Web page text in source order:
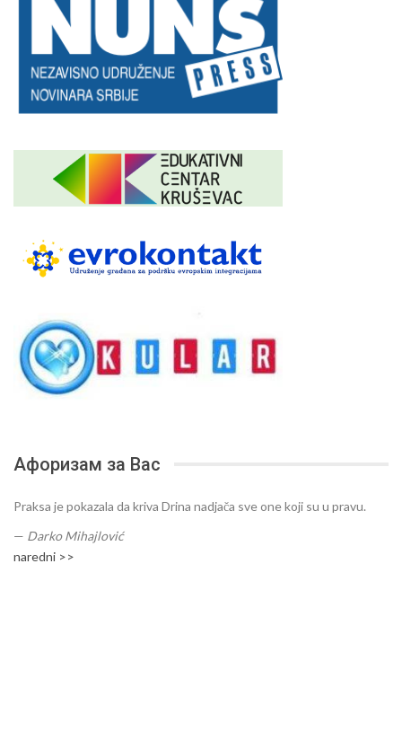
Афоризам за Вас
Praksa je pokazala da kriva Drina nadjača sve one koji su u pravu.
— Darko Mihajlović
naredni >>